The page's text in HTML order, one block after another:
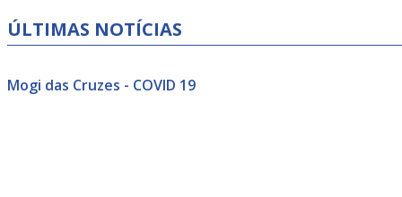
ÚLTIMAS NOTÍCIAS
Mogi das Cruzes - COVID 19